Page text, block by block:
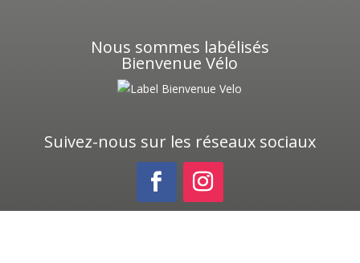
Nous sommes labélisés
Bienvenue Vélo
Suivez-nous sur les réseaux sociaux